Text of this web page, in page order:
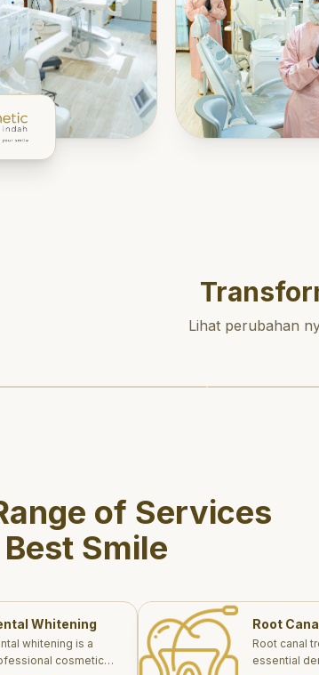
Lihat perubahan
of Services
Smile
Whitening
whitening is a
cosmetic
Root
Root canal
essential